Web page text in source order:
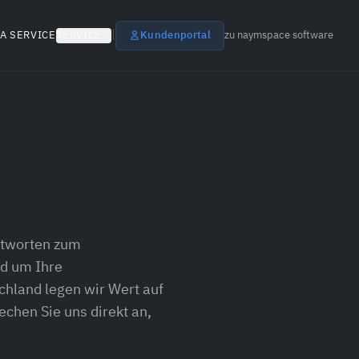
SERVICE Kundenportal zu naymspace software
zum
um Ihre
legen wir Wert auf
Sie uns direkt an,